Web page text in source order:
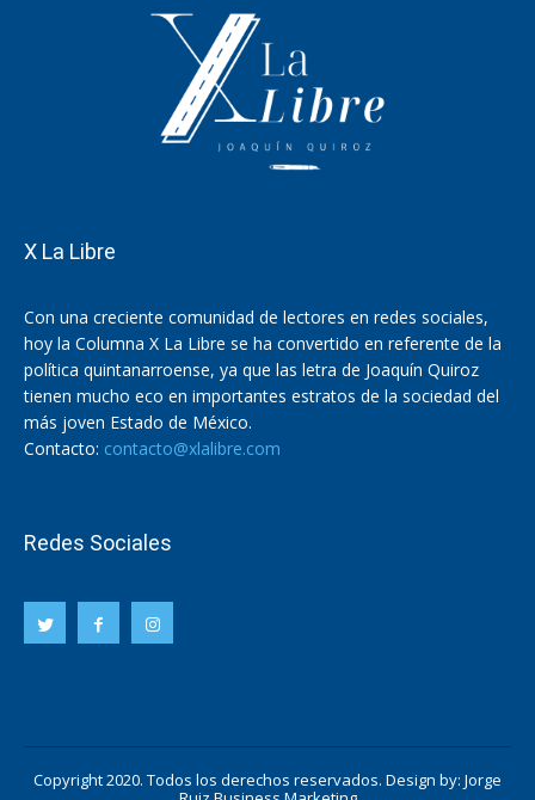
X La Libre
Con una creciente comunidad de lectores en redes sociales,
hoy la Columna X La Libre se ha convertido en referente de la
política quintanarroense, ya que las letra de Joaquín Quiroz
tienen mucho eco en importantes estratos de la sociedad del
más joven Estado de México.
Contacto: contacto@xlalibre.com
Redes Sociales
Copyright 2020. Todos los derechos reservados. Design by: Jorge